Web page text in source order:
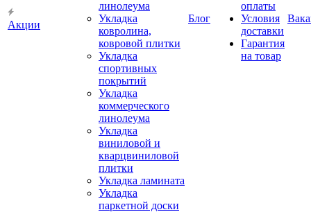
Акции
линолеума
Укладка
ковролина,
ковровой плитки
Укладка
спортивных
покрытий
Укладка
коммерческого
линолеума
Укладка
виниловой и
кварцвиниловой
плитки
Укладка ламината
Укладка
паркетной доски
Блог
оплаты
Условия
доставки
Гарантия
на товар